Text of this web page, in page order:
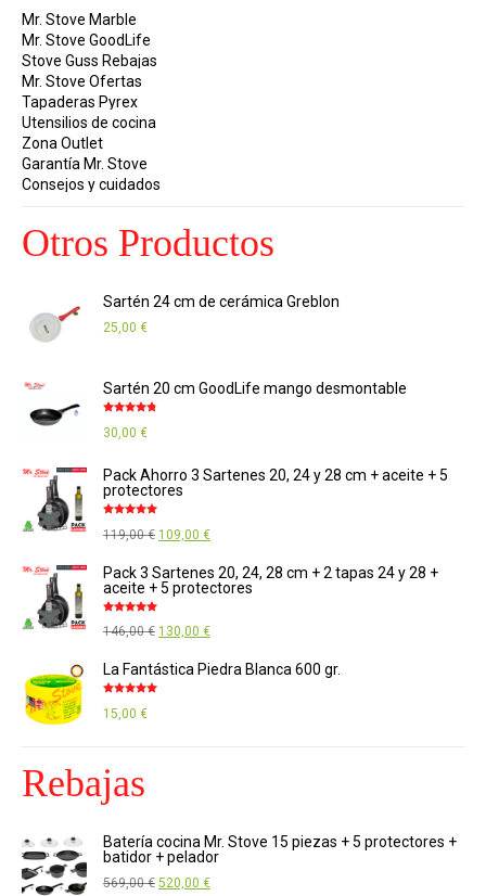
Mr. Stove Marble
Mr. Stove GoodLife
Stove Guss Rebajas
Mr. Stove Ofertas
Tapaderas Pyrex
Utensilios de cocina
Zona Outlet
Garantía Mr. Stove
Consejos y cuidados
Otros Productos
Sartén 24 cm de cerámica Greblon
25,00 €
Sartén 20 cm GoodLife mango desmontable
con4.67de
30,00 €
Pack Ahorro 3 Sartenes 20, 24 y 28 cm + aceite + 5
protectores
con4.88de
119,00€ El
original
119,00 €.
109,00 €El
actual
109,00 €.
Pack 3 Sartenes 20, 24, 28 cm + 2 tapas 24 y 28 +
aceite + 5 protectores
con4.89de
146,00€ El
130,00 €El
La Fantástica Piedra Blanca 600 gr.
con4.85de
15,00 €
Rebajas
Batería cocina Mr. Stove 15 piezas + 5 protectores +
batidor + pelador
569,00€ El
520,00 €El